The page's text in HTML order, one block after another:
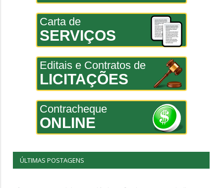
Carta de
SERVIÇOS
Editais e Contratos de
LICITAÇÕES
Contracheque
ONLINE
ÚLTIMAS POSTAGENS